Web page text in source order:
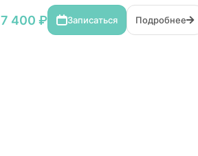
7 400 ₽ Записаться Подробнее